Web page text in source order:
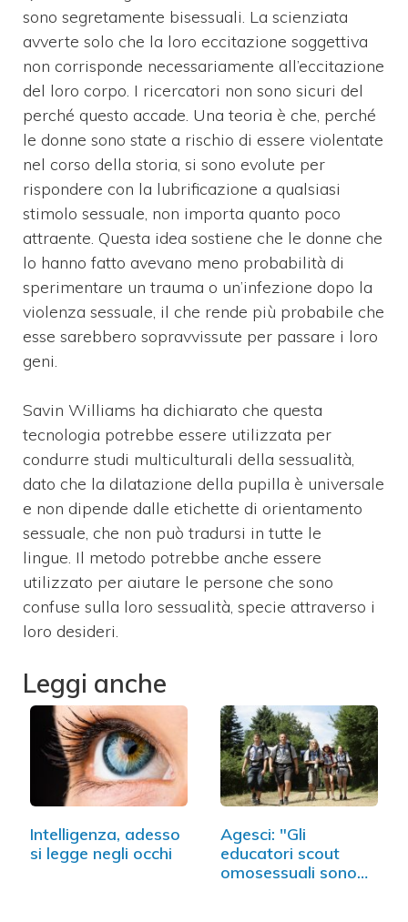
sono segretamente bisessuali. La scienziata
avverte solo che la loro eccitazione soggettiva
non corrisponde necessariamente all’eccitazione
del loro corpo. I ricercatori non sono sicuri del
perché questo accade. Una teoria è che, perché
le donne sono state a rischio di essere violentate
nel corso della storia, si sono evolute per
rispondere con la lubrificazione a qualsiasi
stimolo sessuale, non importa quanto poco
attraente. Questa idea sostiene che le donne che
lo hanno fatto avevano meno probabilità di
sperimentare un trauma o un’infezione dopo la
violenza sessuale, il che rende più probabile che
esse sarebbero sopravvissute per passare i loro
geni.
Savin Williams ha dichiarato che questa
tecnologia potrebbe essere utilizzata per
condurre studi multiculturali della sessualità,
dato che la dilatazione della pupilla è universale
e non dipende dalle etichette di orientamento
sessuale, che non può tradursi in tutte le
lingue. Il metodo potrebbe anche essere
utilizzato per aiutare le persone che sono
confuse sulla loro sessualità, specie attraverso i
loro desideri.
Leggi anche
Intelligenza, adesso
si legge negli occhi
Agesci: "Gli
educatori scout
omosessuali sono